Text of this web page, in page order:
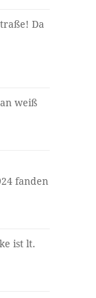
Da
weiß
fanden
ist lt.